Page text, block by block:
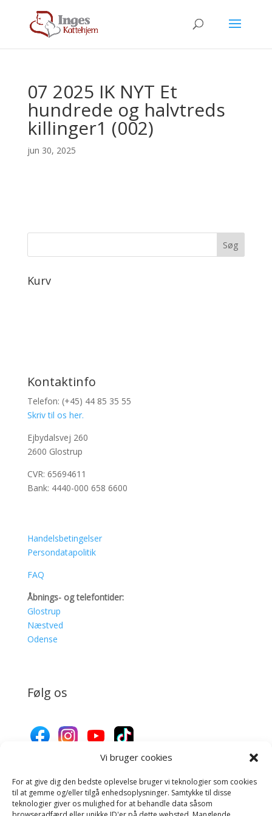
Vi bruger cookies
For at give dig den bedste oplevelse bruger vi teknologier som cookies
til at gemme og/eller tilgå enhedsoplysninger. Samtykke til disse
teknologier giver os mulighed for at behandle data såsom
07 2025 IK NYT Et
hundrede og halvtreds
killinger1 (002)
jun 30, 2025
Kurv
Kontaktinfo
Telefon: (+45) 44 85 35 55
Skriv til os her.
Ejbydalsvej 260
2600 Glostrup
CVR: 65694611
Bank: 4440-000 658 6600
Handelsbetingelser
Persondatapolitik
FAQ
Åbnings- og telefontider:
Glostrup
Næstved
Odense
Følg os
Donér til Inges Kattehjem